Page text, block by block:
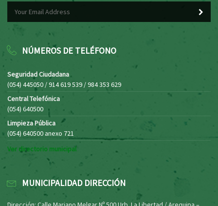
NÚMEROS DE TELÉFONO
Seguridad Ciudadana
(054) 445050 / 914 619 539 / 984 353 629
Central Telefónica
(054) 640500
Limpieza Pública
(054) 640500 anexo 721
Ver directorio municipal
MUNICIPALIDAD DIRECCIÓN